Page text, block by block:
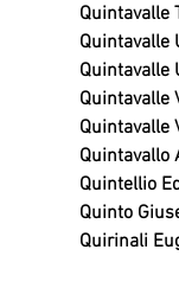
Quintavalle
Quintavalle
Quintavalle
Quintavalle
Quintavalle
Quintavallo
Quintellio
Quinto
Quirinali